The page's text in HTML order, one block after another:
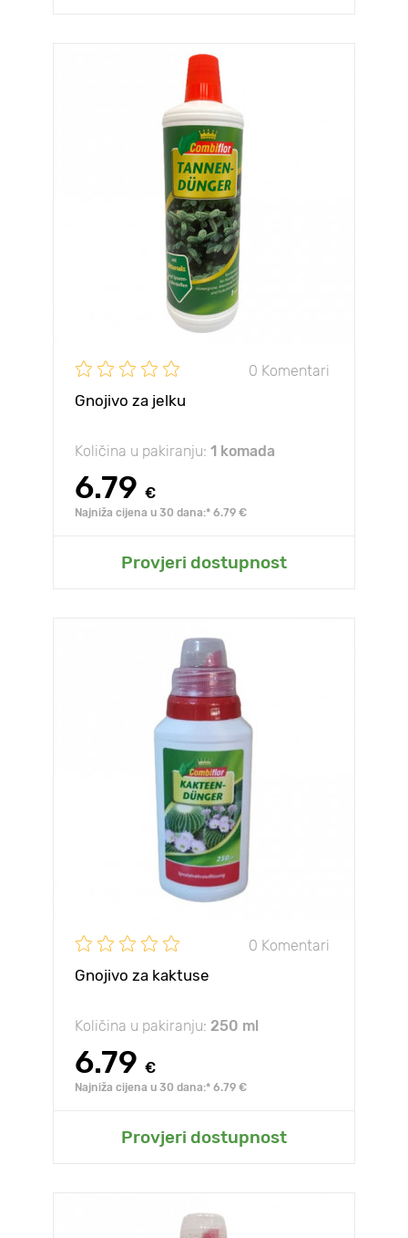
0 Komentari
Gnojivo za jelku
Količina u pakiranju: 1 komada
6.79 €
Najniža cijena u 30 dana:* 6.79 €
Provjeri dostupnost
0 Komentari
Gnojivo za kaktuse
Količina u pakiranju: 250 ml
6.79 €
Najniža cijena u 30 dana:* 6.79 €
Provjeri dostupnost